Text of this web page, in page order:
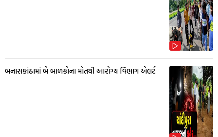
બનાસકાંઠામાં બે બાળકોના મોતથી આરોગ્ય વિભાગ એલર્ટ